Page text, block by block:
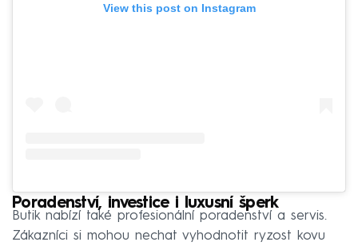
View this post on Instagram
Poradenství, investice i luxusní šperk
Butik nabízí také profesionální poradenství a servis.
Zákazníci si mohou nechat vyhodnotit ryzost kovu